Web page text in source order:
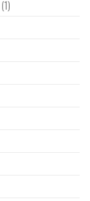
(1)